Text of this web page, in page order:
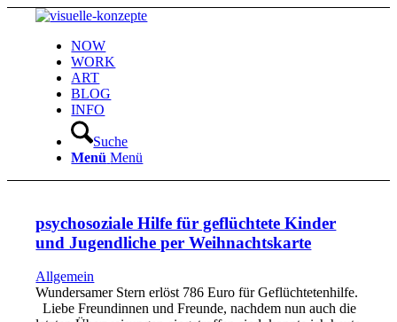
NOW
WORK
ART
BLOG
INFO
Suche
Menü Menü
psychosoziale Hilfe für geflüchtete Kinder
und Jugendliche per Weihnachtskarte
Allgemein
Wundersamer Stern erlöst 786 Euro für Geflüchtetenhilfe.
Liebe Freundinnen und Freunde, nachdem nun auch die